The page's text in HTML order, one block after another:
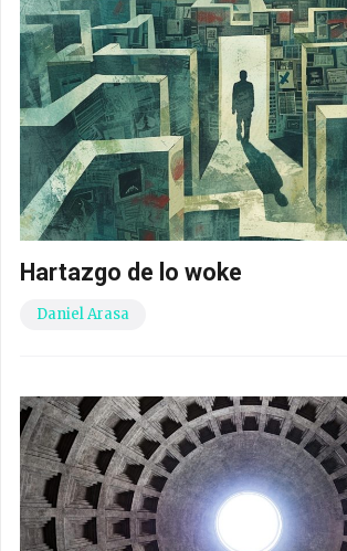
Hartazgo de lo woke
Daniel Arasa